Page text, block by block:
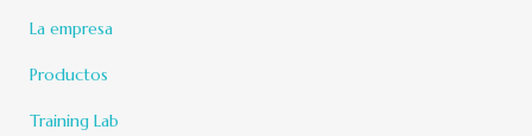
La empresa
Productos
Training Lab